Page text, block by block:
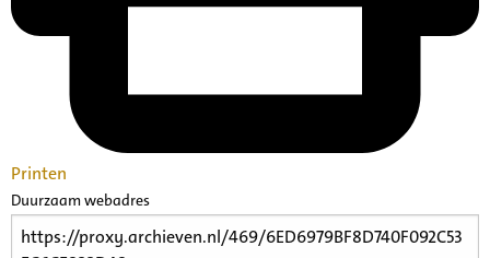
Printen
Duurzaam webadres